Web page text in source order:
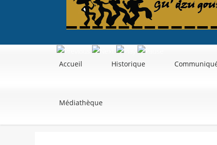
Accueil Historique
Médiathèque